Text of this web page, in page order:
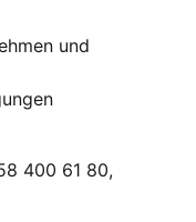
und
400 61 80,